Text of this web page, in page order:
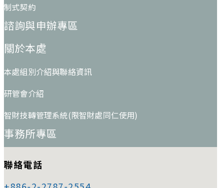
制式契約
諮詢與申辦專區
關於本處
本處組別介紹與聯絡資訊
研管會介紹
智財技轉管理系統(限智財處同仁使用)
事務所專區
聯絡電話